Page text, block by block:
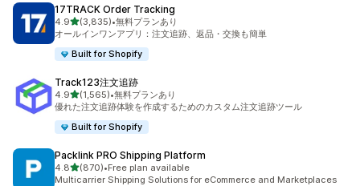
17TRACK Order Tracking
4.95つ星中
(3,835)
合計レビュー数：3835件
•無料プランあり
オールインワンアプリ：注文追跡、返品・交換も簡単
Built for Shopify
Track123注文追跡
4.95つ星中
(1,565)
合計レビュー数：1565件
•無料プランあり
優れた注文追跡体験を作成するためのカスタム注文追跡ツール
Built for Shopify
Packlink PRO Shipping Platform
4.85つ星中
(870)
合計レビュー数：870件
•Free plan available
Multicarrier Shipping Solutions for eCommerce and Marketplaces